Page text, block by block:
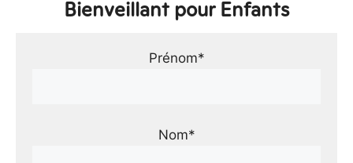
Bienveillant pour Enfants
Prénom*
Nom*